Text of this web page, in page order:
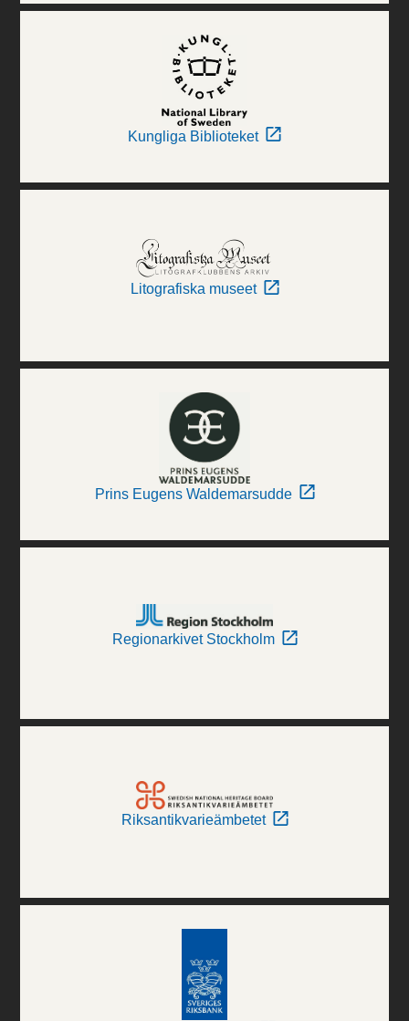
Kungliga Biblioteket
Litografiska museet
Prins Eugens Waldemarsudde
Regionarkivet Stockholm
Riksantikvarieämbetet